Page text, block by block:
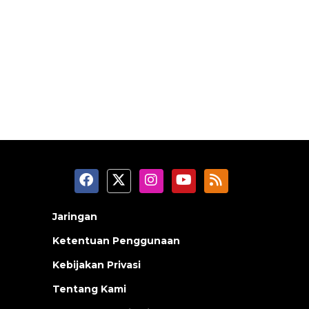
Jaringan
Ketentuan Penggunaan
Kebijakan Privasi
Tentang Kami